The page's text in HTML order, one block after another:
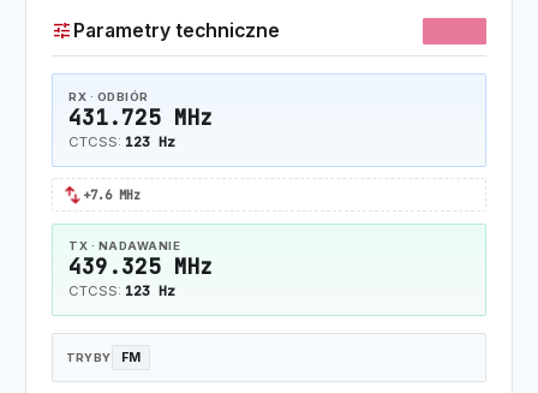
tune Parametry techniczne
RX · ODBIÓR
431.725 MHz
CTCSS: 123 Hz
swap_horiz+7.6 MHz
TX · NADAWANIE
439.325 MHz
CTCSS: 123 Hz
TRYBY FM